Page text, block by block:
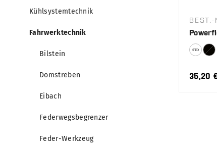
Kühlsystemtechnik
Fahrwerktechnik
Bilstein
Domstreben
Eibach
Federwegsbegrenzer
Feder-Werkzeug
BEST.-
35,20